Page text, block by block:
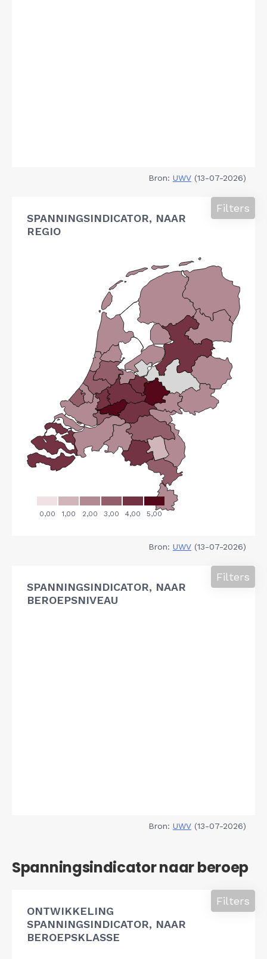
Bron: UWV (13-07-2026)
SPANNINGSINDICATOR, NAAR
REGIO
Filters
Bron: UWV (13-07-2026)
SPANNINGSINDICATOR, NAAR
BEROEPSNIVEAU
Filters
Bron: UWV (13-07-2026)
Spanningsindicator naar beroep
ONTWIKKELING
SPANNINGSINDICATOR, NAAR
BEROEPSKLASSE
Filters